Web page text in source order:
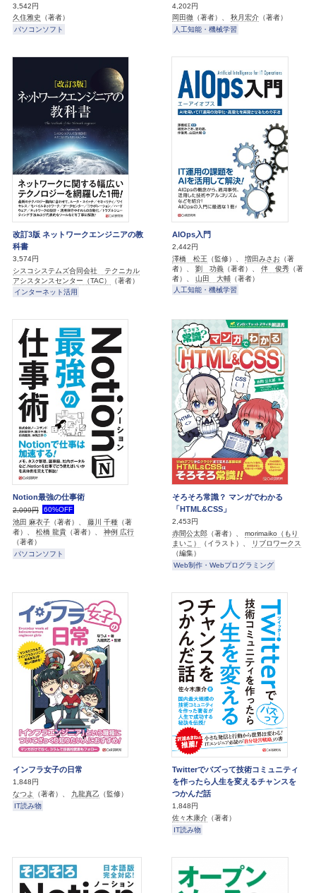
3,542円
久住雅史 （著者）
パソコンソフト
4,202円
岡田徹 （著者）、 秋月宏介 （著者）
人工知能・機械学習
改訂3版 ネットワークエンジニアの教
科書
3,574円
シスコシステムズ合同会社 テクニカル
アシスタンスセンター（TAC）
（著者）
インターネット活用
AIOps入門
2,442円
澤橋 松王 （監修）、 増田みさお （著
者）、 劉 功義 （著者）、 伴 俊秀 （著
者）、 山田 大輔 （著者）
人工知能・機械学習
Notion最強の仕事術
2,099円
60%OFF
池田 麻衣子 （著者）、 藤川 千種 （著
者）、 松橋 龍貴 （著者）、 神例 広行
（著者）
パソコンソフト
そろそろ常識？ マンガでわかる
「HTML&CSS」
2,453円
赤間公太郎 （著者）、 morimaiko（もり
まいこ）
（イラスト）、
リブロワークス
（編集）
Web制作・Webプログラミング
インフラ女子の日常
1,848円
なつよ
（著者）、 九龍真乙 （監修）
IT読み物
Twitterでバズって技術コミュニティ
を作ったら人生を変えるチャンスを
つかんだ話
1,848円
佐々木康介 （著者）
IT読み物